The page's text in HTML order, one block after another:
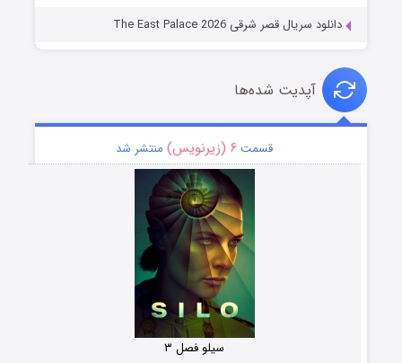
دانلود سریال قصر شرقی The East Palace 2026
آپدیت شده‌ها
قسمت ۶ (زیرنویس) منتشر شد
سیلو فصل ۳